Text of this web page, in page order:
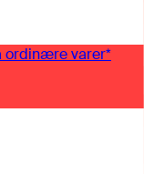
ordinære varer*